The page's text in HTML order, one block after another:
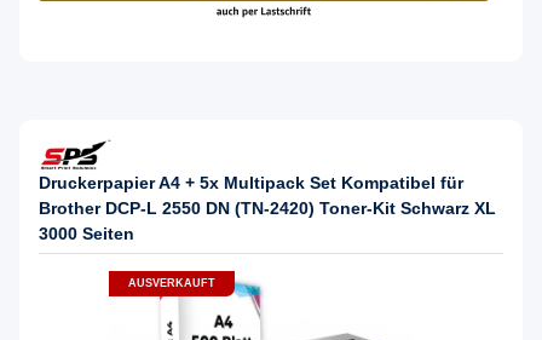
Druckerpapier A4 + 5x Multipack Set Kompatibel für
Brother DCP-L 2550 DN (TN-2420) Toner-Kit Schwarz XL
3000 Seiten
AUSVERKAUFT